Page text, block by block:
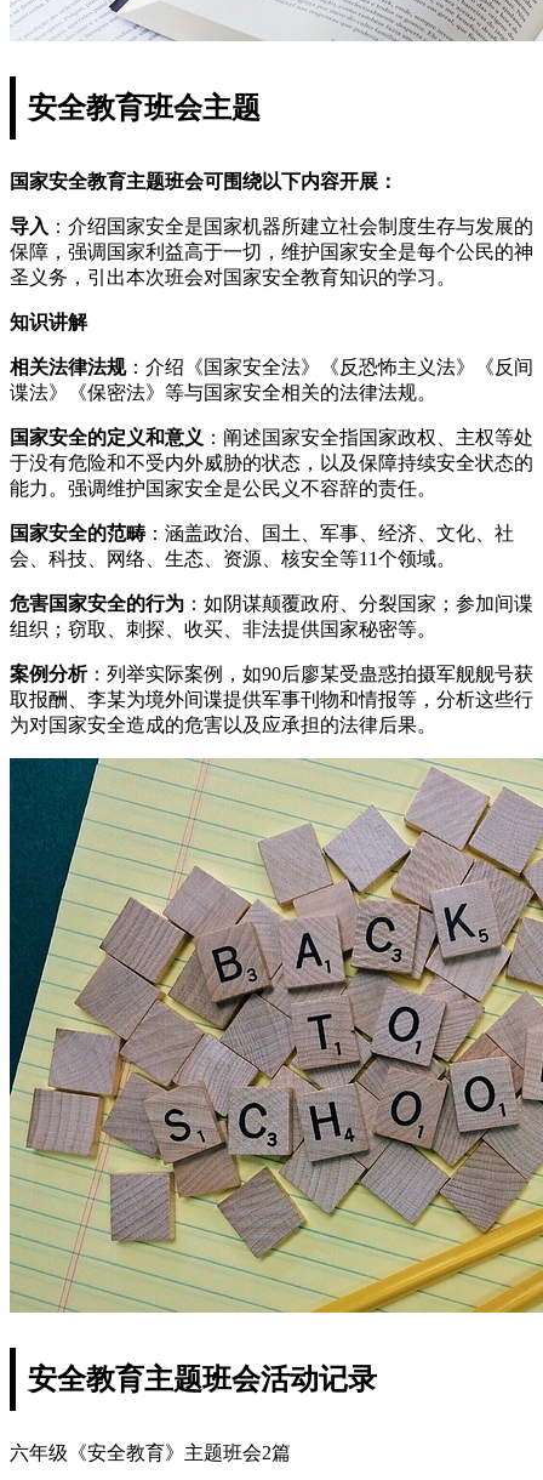
安全教育班会主题
国家安全教育主题班会可围绕以下内容开展：
导入 ：介绍国家安全是国家机器所建立社会制度生存与发展的
保障，强调国家利益高于一切，维护国家安全是每个公民的神
圣义务，引出本次班会对国家安全教育知识的学习。
知识讲解
相关法律法规：介绍《国家安全法》《反恐怖主义法》《反间
谍法》《保密法》等与国家安全相关的法律法规。
国家安全的定义和意义 ：阐述国家安全指国家政权、主权等处
于没有危险和不受内外威胁的状态，以及保障持续安全状态的
能力。强调维护国家安全是公民义不容辞的责任。
国家安全的范畴：涵盖政治、国土、军事、经济、文化、社
会、科技、网络、生态、资源、核安全等11个领域。
危害国家安全的行为 ：如阴谋颠覆政府、分裂国家；参加间谍
组织；窃取、刺探、收买、非法提供国家秘密等。
案例分析：列举实际案例，如90后廖某受蛊惑拍摄军舰舰号获
取报酬、李某为境外间谍提供军事刊物和情报等，分析这些行
为对国家安全造成的危害以及应承担的法律后果。
安全教育主题班会活动记录
六年级《安全教育》主题班会2篇